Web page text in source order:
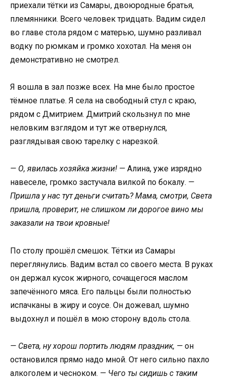
приехали тётки из Самары, двоюродные братья,
племянники. Всего человек тридцать. Вадим сидел
во главе стола рядом с матерью, шумно разливал
водку по рюмкам и громко хохотал. На меня он
демонстративно не смотрел.
Я вошла в зал позже всех. На мне было простое
тёмное платье. Я села на свободный стул с краю,
рядом с Дмитрием. Дмитрий скользнул по мне
неловким взглядом и тут же отвернулся,
разглядывая свою тарелку с нарезкой.
— О, явилась хозяйка жизни! — Алина, уже изрядно
навеселе, громко застучала вилкой по бокалу. —
Пришла у нас тут деньги считать? Мама, смотри, Света
пришла, проверит, не слишком ли дорогое вино мы
заказали на твои кровные!
По столу прошёл смешок. Тётки из Самары
переглянулись. Вадим встал со своего места. В руках
он держал кусок жирного, сочащегося маслом
запечённого мяса. Его пальцы были полностью
испачканы в жиру и соусе. Он дожевал, шумно
выдохнул и пошёл в мою сторону вдоль стола.
— Света, ну хорош портить людям праздник, — он
остановился прямо надо мной. От него сильно пахло
алкоголем и чесноком. — Чего ты сидишь с таким